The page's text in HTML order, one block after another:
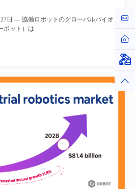
日 — 協働ロボットのグローバルパイオ
ボット）は
お
ホ
仮
ト